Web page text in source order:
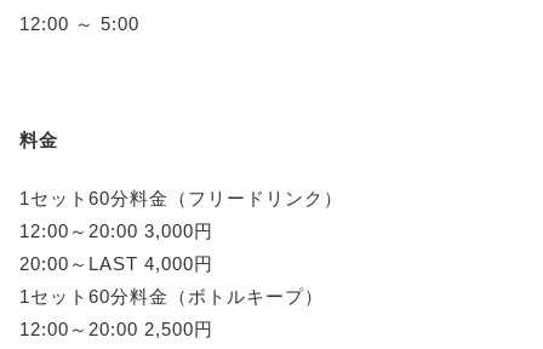
12:00 ～ 5:00
料金
1セット60分料金（フリードリンク）
12:00～20:00 3,000円
20:00～LAST 4,000円
1セット60分料金（ボトルキープ）
12:00～20:00 2,500円